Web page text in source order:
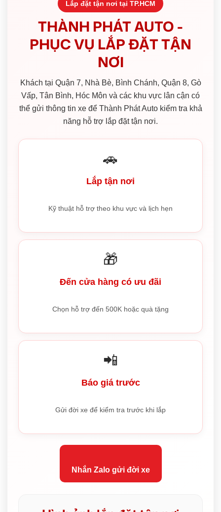
Lắp đặt tận nơi tại TP.HCM
THÀNH PHÁT AUTO -
PHỤC VỤ LẮP ĐẶT TẬN
NƠI
Khách tại Quận 7, Nhà Bè, Bình Chánh, Quận 8, Gò
Vấp, Tân Bình, Hóc Môn và các khu vực lân cận có
thể gửi thông tin xe để Thành Phát Auto kiểm tra khả
năng hỗ trợ lắp đặt tận nơi.
🚗
Lắp tận nơi
Kỹ thuật hỗ trợ theo khu vực và lịch hẹn
🎁
Đến cửa hàng có ưu đãi
Chọn hỗ trợ đến 500K hoặc quà tặng
📲
Báo giá trước
Gửi đời xe để kiểm tra trước khi lắp
Nhắn Zalo gửi đời xe